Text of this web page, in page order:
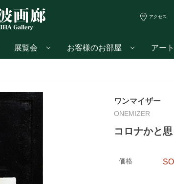
アクセス
展覧会 お客様のお部屋 アー
ワンマイザー
ONEMIZER
コロナかと
価格